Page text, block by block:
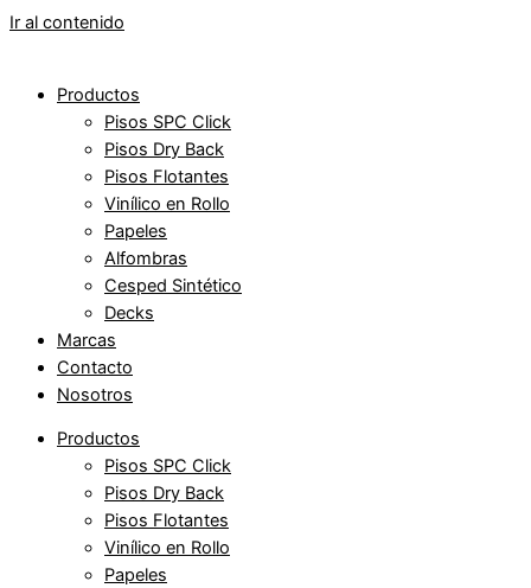
Ir al contenido
Productos
Pisos SPC Click
Pisos Dry Back
Pisos Flotantes
Vinílico en Rollo
Papeles
Alfombras
Cesped Sintético
Decks
Marcas
Contacto
Nosotros
Productos
Pisos SPC Click
Pisos Dry Back
Pisos Flotantes
Vinílico en Rollo
Papeles